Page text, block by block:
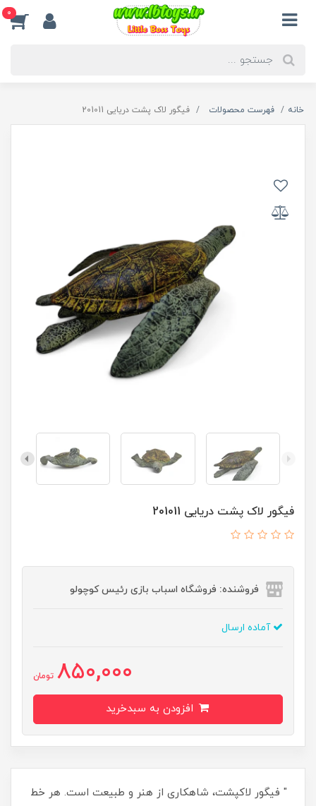
0
خانه فهرست محصولات فیگور لاک پشت دریایی 201011
فیگور لاک پشت دریایی 201011
فروشنده: فروشگاه اسباب بازی رئیس کوچولو
آماده ارسال
850,000 تومان
" فیگور لاکپشت، شاهکاری از هنر و طبیعت است. هر خط